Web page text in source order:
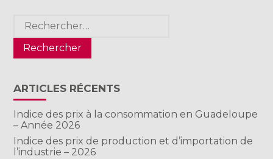
Rechercher :
ARTICLES RÉCENTS
Indice des prix à la consommation en Guadeloupe
– Année 2026
Indice des prix de production et d’importation de
l’industrie – 2026